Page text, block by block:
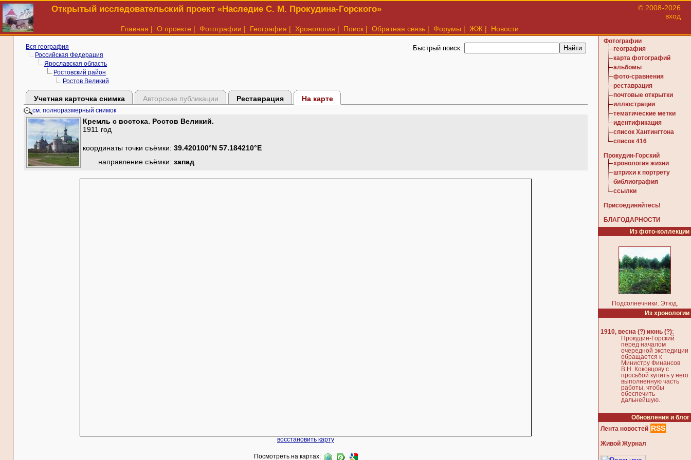
Открытый исследовательский проект «Наследие С. М. Прокудина-Горского»
© 2008-2026
вход
Главная | О проекте | Фотографии | География | Хронология | Поиск | Обратная связь | Форумы | ЖЖ | Новости
Вся география
Российская Федерация
Ярославская область
Ростовский район
Ростов Великий
Быстрый поиск:
Учетная карточка снимка Авторские публикации Реставрация На карте
см. полноразмерный снимок
Кремль с востока. Ростов Великий.
1911 год
координаты точки съёмки: 39.420100°N 57.184210°E
направление съёмки: запад
восстановить карту
Посмотреть на картах:
Фотографии
география
карта фотографий
альбомы
фото-сравнения
реставрация
почтовые открытки
иллюстрации
тематические метки
идентификация
список Хантингтона
список 416
Прокудин-Горский
хронология жизни
штрихи к портрету
библиография
ссылки
Присоединяйтесь!
БЛАГОДАРНОСТИ
Из фото-коллекции
Подсолнечники. Этюд.
Из хронологии
1910, весна (?) июнь (?):
Прокудин-Горский
перед началом
очередной экспедиции
обращается к
Министру Финансов
В.Н. Коковцову с
просьбой купить у него
выполненную часть
работы, чтобы
обеспечить
дальнейшую.
Обновления и блог
Лента новостей RSS
Живой Журнал